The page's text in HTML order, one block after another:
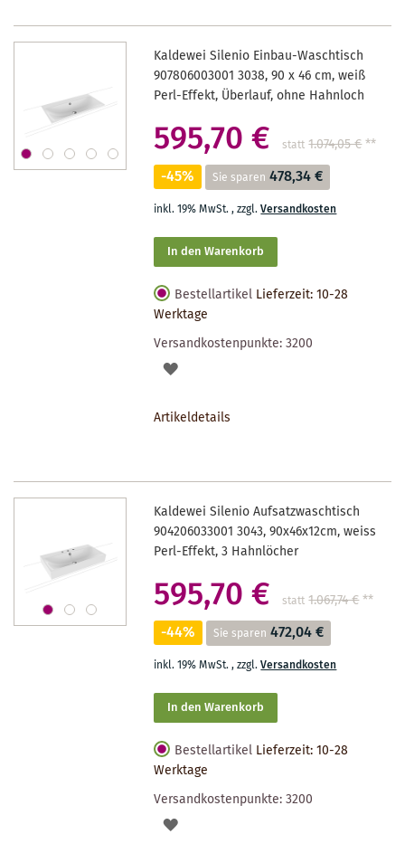
Kaldewei Silenio Einbau-Waschtisch
907806003001 3038, 90 x 46 cm, weiß
Perl-Effekt, Überlauf, ohne Hahnloch
595,70 € statt 1.074,05 €**
-45% Sie sparen 478,34 €
inkl. 19% MwSt.,zzgl.Versandkosten
In den Warenkorb
Bestellartikel Lieferzeit: 10-28
Werktage
Versandkostenpunkte:3200
AUF
Artikeldetails
Kaldewei Silenio Aufsatzwaschtisch
904206033001 3043, 90x46x12cm, weiss
Perl-Effekt, 3 Hahnlöcher
595,70 € statt 1.067,74 €**
-44% Sie sparen 472,04 €
inkl. 19% MwSt.,zzgl.Versandkosten
In den Warenkorb
Bestellartikel Lieferzeit: 10-28
Werktage
Versandkostenpunkte:3200
AUF